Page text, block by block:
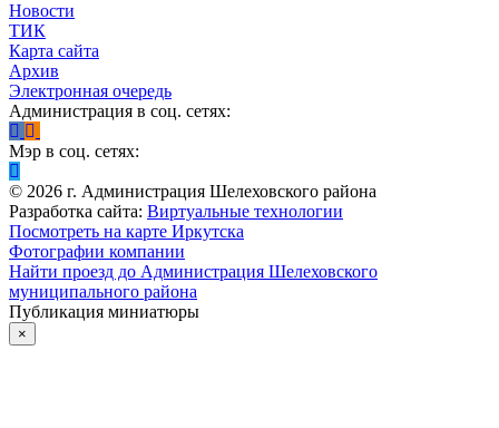
Новости
ТИК
Карта сайта
Архив
Электронная очередь
Администрация в соц. сетях:
Мэр в соц. сетях:
© 2026 г. Администрация Шелеховского района
Разработка сайта: Виртуальные технологии
Посмотреть на карте Иркутска
Фотографии компании
Найти проезд до Администрация Шелеховского
муниципального района
Публикация миниатюры
×